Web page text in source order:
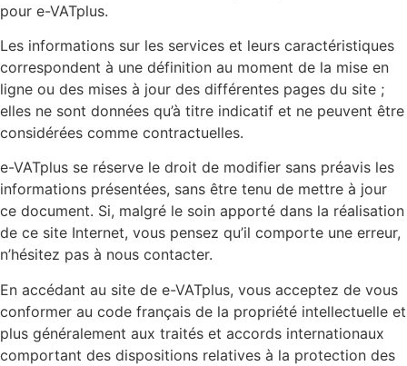
pour e-VATplus.
Les informations sur les services et leurs caractéristiques
correspondent à une définition au moment de la mise en
ligne ou des mises à jour des différentes pages du site ;
elles ne sont données qu’à titre indicatif et ne peuvent être
considérées comme contractuelles.
e-VATplus se réserve le droit de modifier sans préavis les
informations présentées, sans être tenu de mettre à jour
ce document. Si, malgré le soin apporté dans la réalisation
de ce site Internet, vous pensez qu’il comporte une erreur,
n’hésitez pas à nous contacter.
En accédant au site de e-VATplus, vous acceptez de vous
conformer au code français de la propriété intellectuelle et
plus généralement aux traités et accords internationaux
comportant des dispositions relatives à la protection des